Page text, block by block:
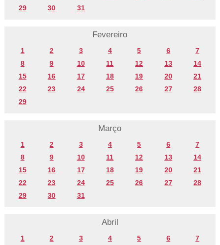
29
30 31
Fevereiro
1 2 3 4 5 6
7
8
9 10 11 12 13
14
15
16 17 18 19 20
21
22
23 24 25 26 27
28
29
Março
1 2 3 4 5 6
7
8
9 10 11 12 13
14
15
16 17 18 19 20
21
22
23 24 25 26 27
28
29
30 31
Abril
1 2 3 4 5 6
7